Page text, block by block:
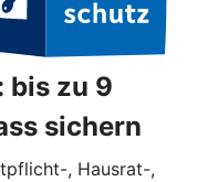
bis zu 9
sichern
, Hausrat-,